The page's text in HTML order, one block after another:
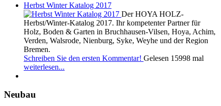
Herbst Winter Katalog 2017
Der HOYA HOLZ-
Herbst/Winter-Katalog 2017. Ihr kompetenter Partner für
Holz, Boden & Garten in Bruchhausen-Vilsen, Hoya, Achim,
Verden, Walsrode, Nienburg, Syke, Weyhe und der Region
Bremen.
Schreiben Sie den ersten Kommentar! Gelesen 15998 mal
weiterlesen...
Neubau